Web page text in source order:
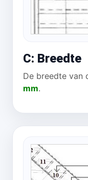
C: Breedte
De breedte van
mm.